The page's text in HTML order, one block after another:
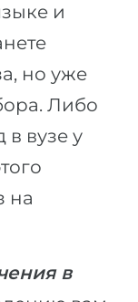
и
но уже
Либо
в вузе у
на
в